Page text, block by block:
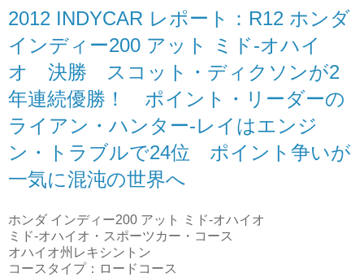
2012 INDYCAR レポート：R12 ホンダ
インディー200 アット ミド‐オハイ
オ 決勝 スコット・ディクソンが2
年連続優勝！ ポイント・リーダーの
ライアン・ハンター-レイはエンジ
ン・トラブルで24位 ポイント争いが
一気に混沌の世界へ
ホンダ インディー200 アット ミド‐オハイオ
ミド‐オハイオ・スポーツカー・コース
オハイオ州レキシントン
コースタイプ：ロードコース